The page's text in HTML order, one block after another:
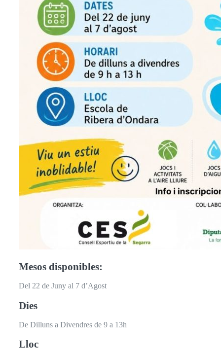
Mesos disponibles:
Del 22 de Juny al 7 d’Agost
Dies
De Dilluns a Divendres de 9 a 13h
Lloc